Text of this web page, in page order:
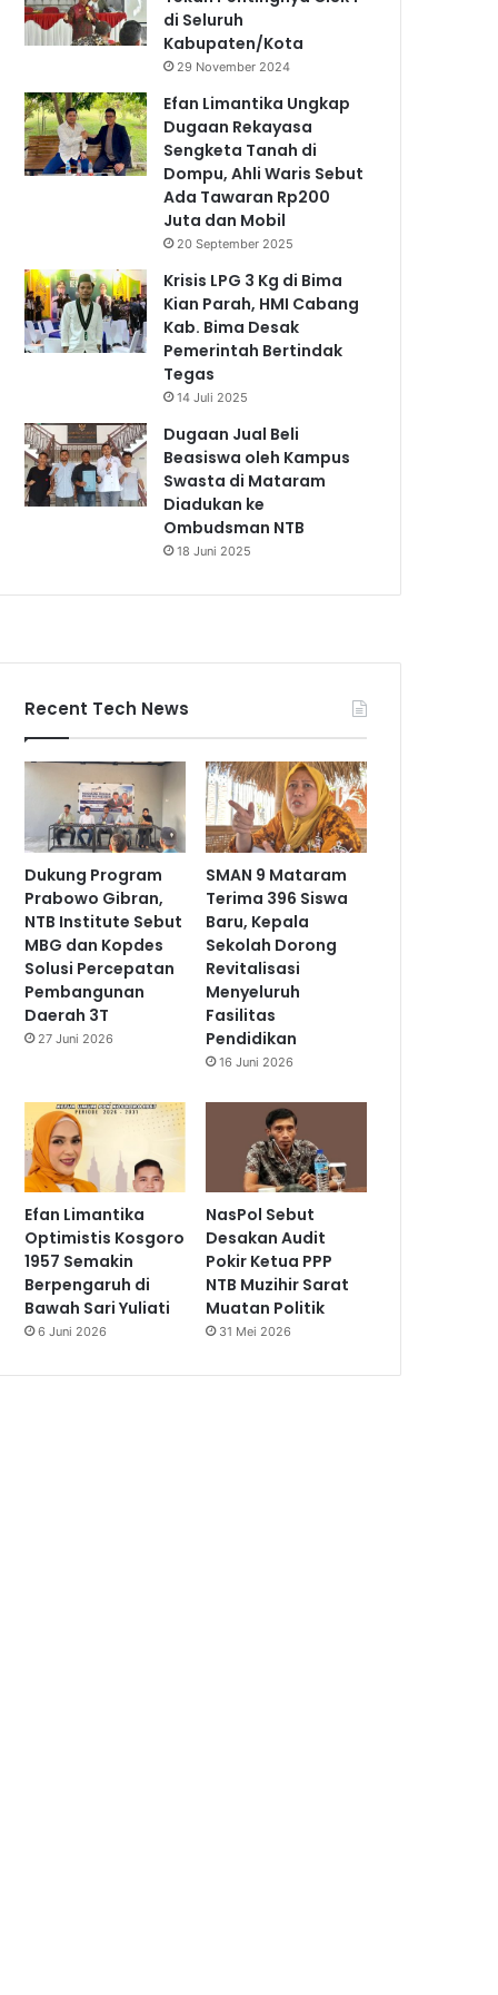
di Seluruh
Kabupaten/Kota
29 November 2024
Efan Limantika Ungkap
Dugaan Rekayasa
Sengketa Tanah di
Dompu, Ahli Waris Sebut
Ada Tawaran Rp200
Juta dan Mobil
20 September 2025
Krisis LPG 3 Kg di Bima
Kian Parah, HMI Cabang
Kab. Bima Desak
Pemerintah Bertindak
Tegas
14 Juli 2025
Dugaan Jual Beli
Beasiswa oleh Kampus
Swasta di Mataram
Diadukan ke
Ombudsman NTB
18 Juni 2025
Recent Tech News
Dukung Program
Prabowo Gibran,
NTB Institute Sebut
MBG dan Kopdes
Solusi Percepatan
Pembangunan
Daerah 3T
27 Juni 2026
SMAN 9 Mataram
Terima 396 Siswa
Baru, Kepala
Sekolah Dorong
Revitalisasi
Menyeluruh
Fasilitas
Pendidikan
16 Juni 2026
Efan Limantika
Optimistis Kosgoro
1957 Semakin
Berpengaruh di
Bawah Sari Yuliati
6 Juni 2026
NasPol Sebut
Desakan Audit
Pokir Ketua PPP
NTB Muzihir Sarat
Muatan Politik
31 Mei 2026